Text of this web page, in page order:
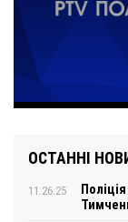
ОСТАННІ
11.26.25